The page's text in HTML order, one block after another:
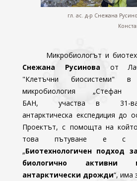
гл. ас. д-р Снежана
Микробиологът и
Снежана Русинова от
"Клетъчни биосистеми"
микробиология
БАН, участва в 31-
антарктическа експедиция до
Проектът, с помощта на
това пътуване е с
„Биотехнологичен подход
биологично активни
антарктически дрожди“, има